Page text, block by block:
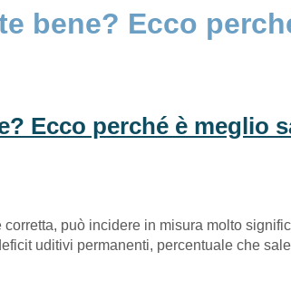
bene? Ecco
Ecco perché è meglio
corretta, può incidere in misura molto
uditivi permanenti, percentuale che